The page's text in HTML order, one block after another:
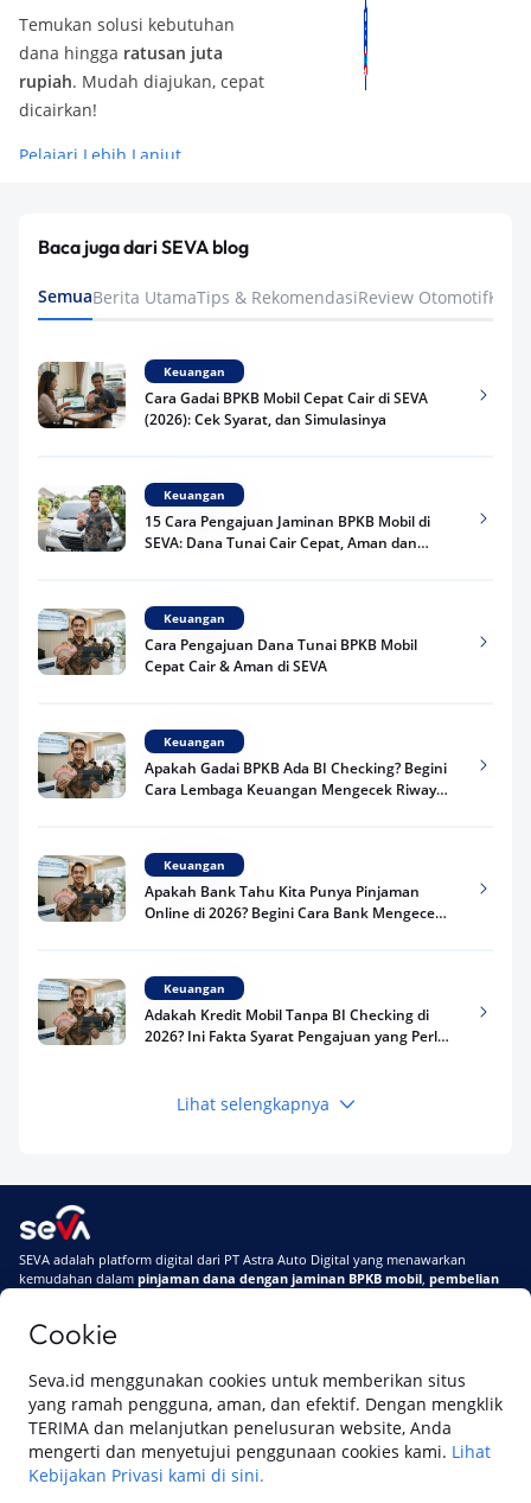
Cookie
Seva.id menggunakan cookies untuk memberikan situs
yang ramah pengguna, aman, dan efektif. Dengan mengklik
TERIMA dan melanjutkan penelusuran website, Anda
mengerti dan menyetujui penggunaan cookies kami. Lihat
Kebijakan Privasi kami di sini.
Temukan solusi kebutuhan
dana hingga ratusan juta
rupiah. Mudah diajukan, cepat
dicairkan!
Pelajari Lebih Lanjut
Baca juga dari SEVA blog
SemuaBerita UtamaTips & RekomendasiReview Otomotif
Keuangan
Cara Gadai BPKB Mobil Cepat Cair di SEVA
(2026): Cek Syarat, dan Simulasinya
Keuangan
15 Cara Pengajuan Jaminan BPKB Mobil di
SEVA: Dana Tunai Cair Cepat, Aman dan
Keuangan
Cara Pengajuan Dana Tunai BPKB Mobil
Cepat Cair & Aman di SEVA
Keuangan
Apakah Gadai BPKB Ada BI Checking? Begini
Cara Lembaga Keuangan Mengecek Riwayat
Keuangan
Apakah Bank Tahu Kita Punya Pinjaman
Online di 2026? Begini Cara Bank Mengecek
Keuangan
Adakah Kredit Mobil Tanpa BI Checking di
2026? Ini Fakta Syarat Pengajuan yang Perlu
Keuangan
Terpercaya
Telat Bayar Pinjol 2 Hari, Apakah Langsung
Masuk BI Checking? Simak Peraturan
Lihat selengkapnya
SEVA adalah platform digital dari PT Astra Auto Digital yang menawarkan
kemudahan dalam pinjaman dana dengan jaminan BPKB mobil, pembelian
Di SEVA, BPKB mobilmu #BisaJadiDuit
Tentang SEVASyarat & Ketentuan
Pemberitahuan Privasi